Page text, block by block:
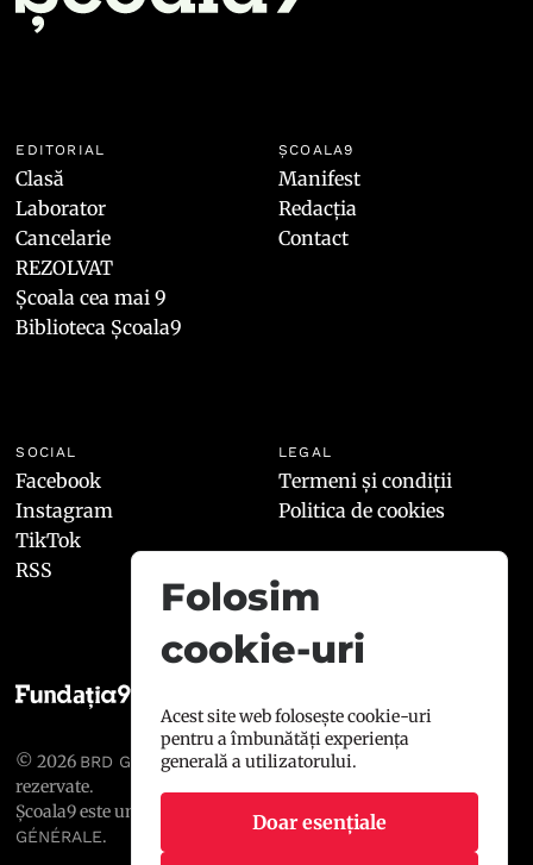
EDITORIAL
Clasă
Laborator
Cancelarie
REZOLVAT
Școala cea mai 9
Biblioteca Școala9
ȘCOALA9
Manifest
Redacția
Contact
SOCIAL
Facebook
Instagram
TikTok
RSS
LEGAL
Termeni și condiții
Politica de cookies
© 2026 BRD GROUPE SOCIÉTÉ GÉNÉRALE
rezervate.
Școala9 este un proiect susținut de
BRD GROUPE SOCIÉTÉ
GÉNÉRALE.
Folosim
cookie-uri
Acest site web folosește cookie-uri
pentru a îmbunătăți experiența
generală a utilizatorului.
Doar esențiale